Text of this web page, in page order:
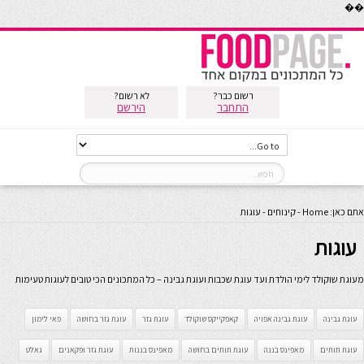
��
רשום כבר?
התחבר
לא רשום?
הירשם
אתם כאן: Home
-קינוחים - עוגות
עוגות
מעוגת שוקולד לימי הולדת ועד עוגת שכבות ועוגת גבינה – כל המתכונים הכי טובים לעוגות טעימות
עוגת גבינה עוגת גבינה אפויה קאפקייקס שוקולד עוגת גזר עוגת גזר בחושה פאי לימון
עוגת תותים מאפינס בננה עוגת תותים בחושה מאפינס בננות עוגת גזר ופקאנים גאלט